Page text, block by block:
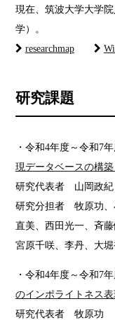
現在、筑波大学大学
学）。
researchmap
研究課題
・令和4年度～令和7
現データベースの構
研究代表者 山岡政紀
研究分担者 牧原功、
直美、西田光一、斉
宮原千咲、李丹、大
・令和4年度～令和7
のインポライトネス
研究代表者 牧原功